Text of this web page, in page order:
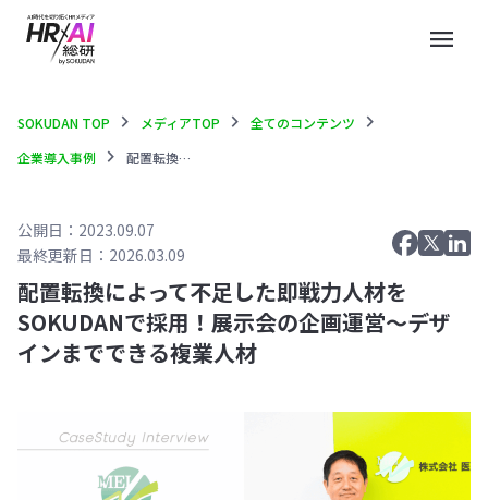
menu
SOKUDAN TOP chevron_right メディアTOP chevron_right 全てのコンテンツ chevron_right
企業導入事例 chevron_right 配置転換によって不足した即戦力人材をSOKUDANで採用！展示会の企画運営〜デザインまでできる複業人材
公開日：2023.09.07
最終更新日：2026.03.09
配置転換によって不足した即戦力人材を
SOKUDANで採用！展示会の企画運営〜デザ
インまでできる複業人材